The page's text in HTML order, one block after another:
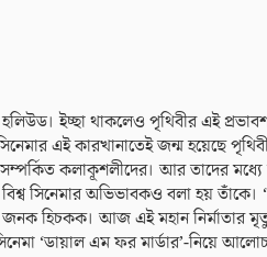
হলিউড। ইচ্ছা থাকলেও পৃথিবীর এই
এই কারখানাতেই জন্ম হয়েছে পৃথিবী
কলাকূশলীদের। আর তাদের মধ্যে
সিনেমার অভিভাবকও বলা হয় তাঁকে।
হিচকক। আজ এই মহান নির্মাতার
‘ডায়াল এম ফর মার্ডার’-নিয়ে